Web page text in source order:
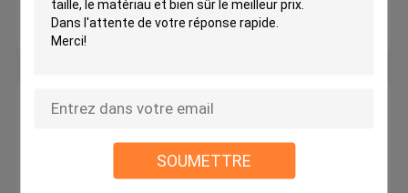
SOUMETTRE
N02200 Nickel 201 Bar En stock
Alliage de Hastelloy
alliage de nickel en feuille UNS N06200/ NS345